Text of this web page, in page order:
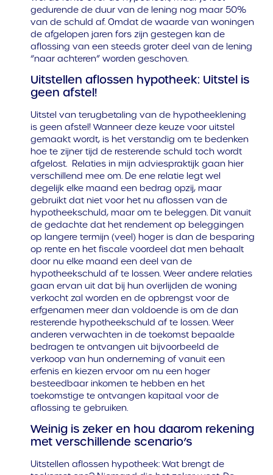
gedurende de duur van de lening nog maar 50%
van de schuld af. Omdat de waarde van woningen
de afgelopen jaren fors zijn gestegen kan de
aflossing van een steeds groter deel van de lening
“naar achteren” worden geschoven.
Uitstellen aflossen hypotheek: Uitstel is
geen afstel!
Uitstel van terugbetaling van de hypotheeklening
is geen afstel! Wanneer deze keuze voor uitstel
gemaakt wordt, is het verstandig om te bedenken
hoe te zijner tijd de resterende schuld toch wordt
afgelost. Relaties in mijn adviespraktijk gaan hier
verschillend mee om. De ene relatie legt wel
degelijk elke maand een bedrag opzij, maar
gebruikt dat niet voor het nu aflossen van de
hypotheekschuld, maar om te beleggen. Dit vanuit
de gedachte dat het rendement op beleggingen
op langere termijn (veel) hoger is dan de besparing
op rente en het fiscale voordeel dat men behaalt
door nu elke maand een deel van de
hypotheekschuld af te lossen. Weer andere relaties
gaan ervan uit dat bij hun overlijden de woning
verkocht zal worden en de opbrengst voor de
erfgenamen meer dan voldoende is om de dan
resterende hypotheekschuld af te lossen. Weer
anderen verwachten in de toekomst bepaalde
bedragen te ontvangen uit bijvoorbeeld de
verkoop van hun onderneming of vanuit een
erfenis en kiezen ervoor om nu een hoger
besteedbaar inkomen te hebben en het
toekomstige te ontvangen kapitaal voor de
aflossing te gebruiken.
Weinig is zeker en hou daarom rekening
met verschillende scenario’s
Uitstellen aflossen hypotheek: Wat brengt de